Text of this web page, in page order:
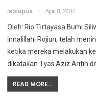
Isolapos Apr 8, 2017
Oleh: Rio Tirtayasa Bumi
Innalillahi Rojiun, telah
ketika mereka melakukan
dikatakan Tyas Aziz Arifin
READ MORE...